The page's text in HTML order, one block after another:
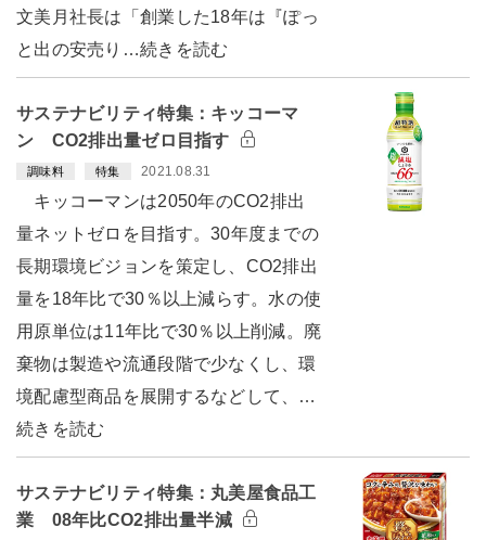
文美月社長は「創業した18年は『ぽっ
と出の安売り…続きを読む
サステナビリティ特集：キッコーマ
ン CO2排出量ゼロ目指す
調味料 特集 2021.08.31
キッコーマンは2050年のCO2排出
量ネットゼロを目指す。30年度までの
長期環境ビジョンを策定し、CO2排出
量を18年比で30％以上減らす。水の使
用原単位は11年比で30％以上削減。廃
棄物は製造や流通段階で少なくし、環
境配慮型商品を展開するなどして、…
続きを読む
サステナビリティ特集：丸美屋食品工
業 08年比CO2排出量半減